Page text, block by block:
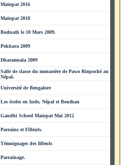
Mainpat 2016
Mainpat 2018
Bodnath le 10 Mars 2009.
Pokhara 2009
Dharamsala 2009
Salle de classe du monastère de Pawo Rinpoché au
Népal.
Université de Bengalore
Les écoles en Inde, Népal et Bouthan
Gandhi School Mainpat Mai 2012
Parrains et Filleuls.
Témoignages des filleuls
Parrainage.